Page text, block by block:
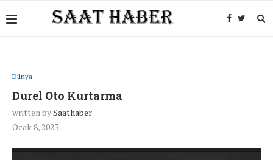
Dünya
Durel Oto Kurtarma
written bySaathaber
Ocak 8, 2023